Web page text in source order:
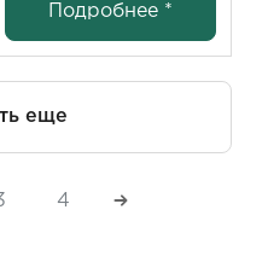
Подробнее *
еще
4